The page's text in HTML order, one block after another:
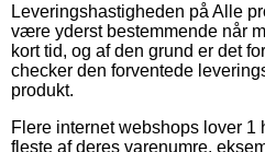
Leveringshastigheden på Alle
være yderst bestemmende når
kort tid, og af den grund er det
checker den forventede
produkt.
Flere internet webshops lover 1
fleste af deres varenumre,